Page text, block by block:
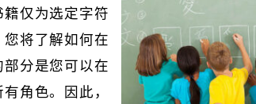
仅为选定字符
将了解如何在
分是您可以在
角色。因此，